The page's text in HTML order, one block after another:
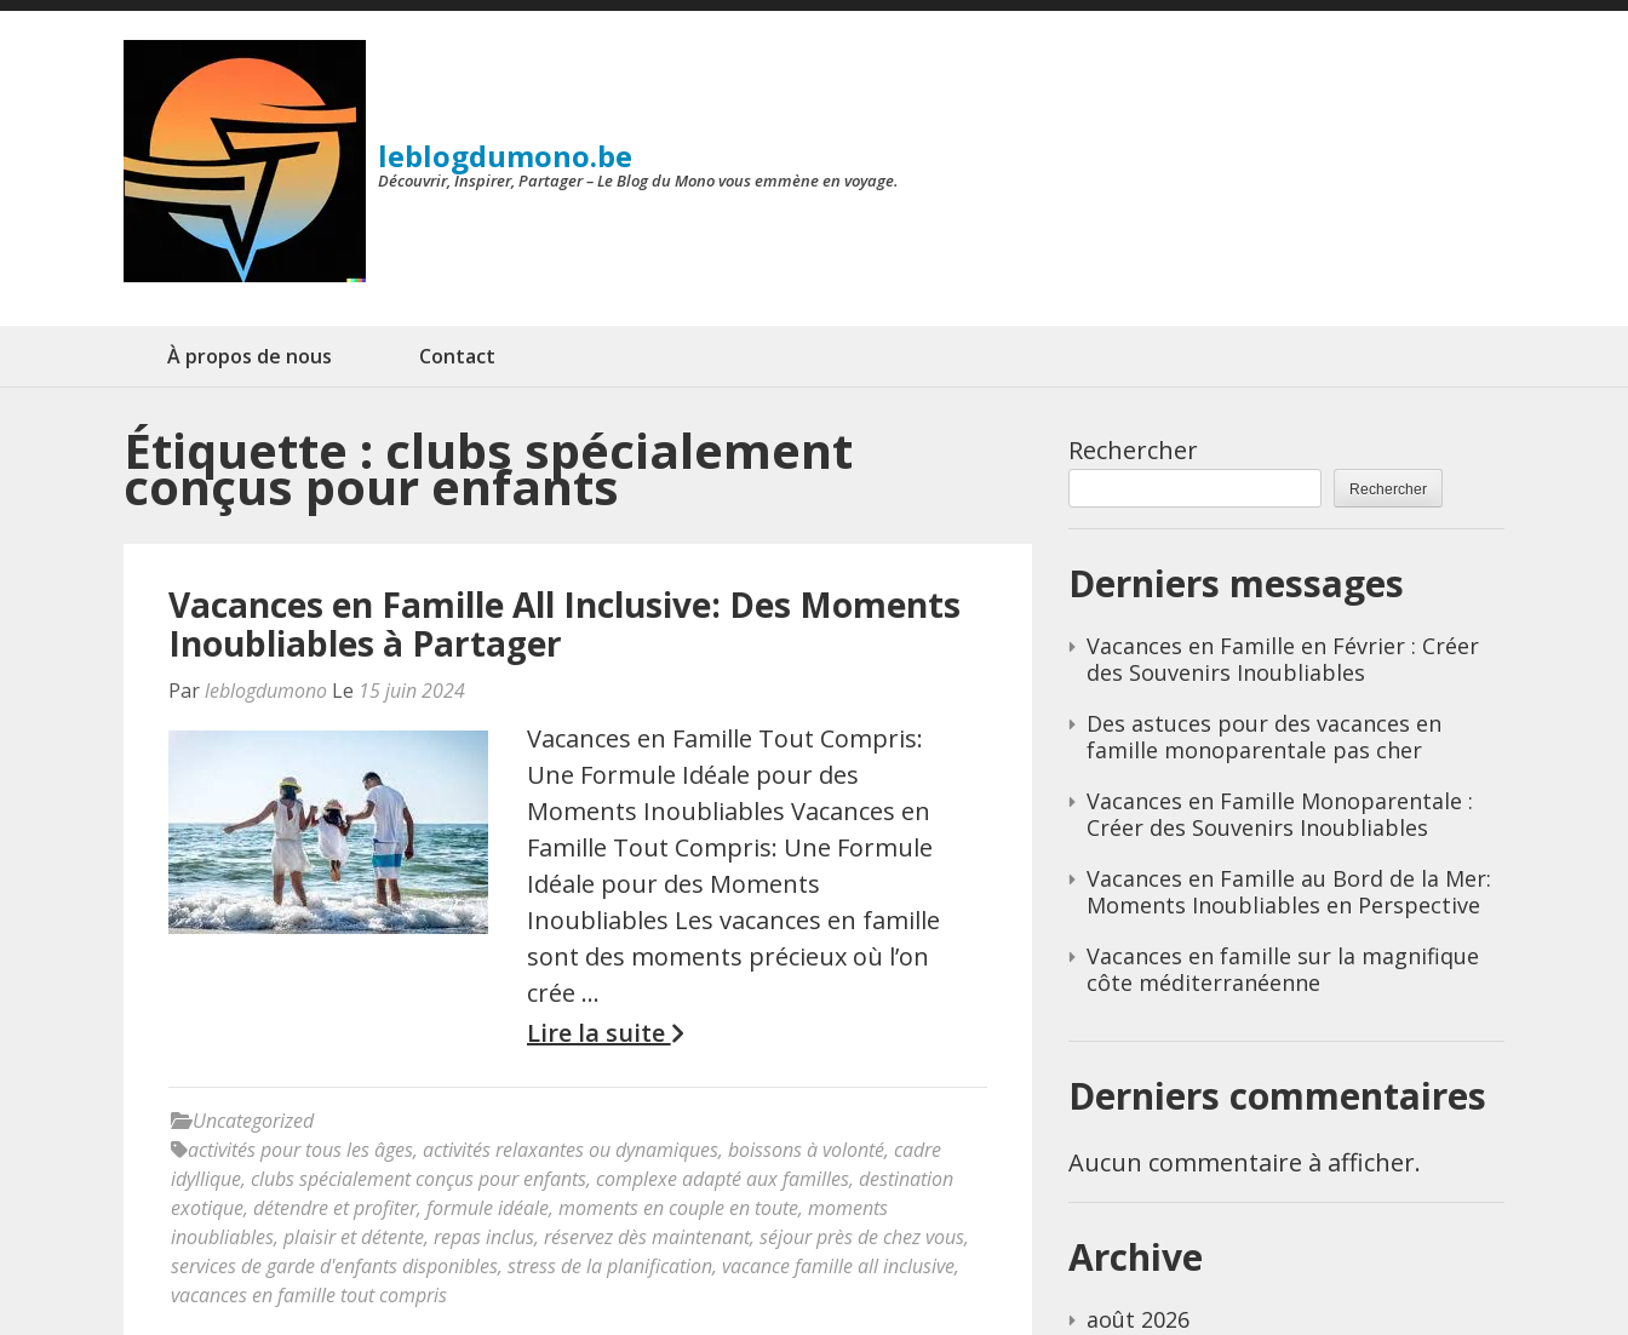
Aller
leblogdumono.be
Découvrir, Inspirer, Partager – Le Blog du Mono vous emmène en voyage.
À propos de nous Contact
Étiquette : clubs spécialement
conçus pour enfants
Vacances en Famille All Inclusive: Des Moments
Inoubliables à Partager
Parleblogdumono Le 15 juin 2024
Vacances en Famille Tout Compris:
Une Formule Idéale pour des
Moments Inoubliables Vacances en
Famille Tout Compris: Une Formule
Idéale pour des Moments
Inoubliables Les vacances en famille
sont des moments précieux où l’on
crée …
Lire la suite
Uncategorized
activités pour tous les âges, activités relaxantes ou dynamiques, boissons à volonté, cadre
idyllique, clubs spécialement conçus pour enfants, complexe adapté aux familles, destination
exotique, détendre et profiter, formule idéale, moments en couple en toute, moments
inoubliables, plaisir et détente, repas inclus, réservez dès maintenant, séjour près de chez vous,
services de garde d'enfants disponibles, stress de la planification, vacance famille all inclusive,
vacances en famille tout compris
Rechercher
Rechercher
Derniers messages
Vacances en Famille en Février : Créer
des Souvenirs Inoubliables
Des astuces pour des vacances en
famille monoparentale pas cher
Vacances en Famille Monoparentale :
Créer des Souvenirs Inoubliables
Vacances en Famille au Bord de la Mer:
Moments Inoubliables en Perspective
Vacances en famille sur la magnifique
côte méditerranéenne
Derniers commentaires
Aucun commentaire à afficher.
Archive
août 2026